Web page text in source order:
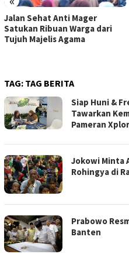
Jalan Sehat Anti Mager
Satukan Ribuan Warga dari
Tujuh Majelis Agama
TAG: TAG BERITA
Siap Huni &
Tawarkan
Pameran
Jokowi Minta
Rohingya di
Prabowo
Banten